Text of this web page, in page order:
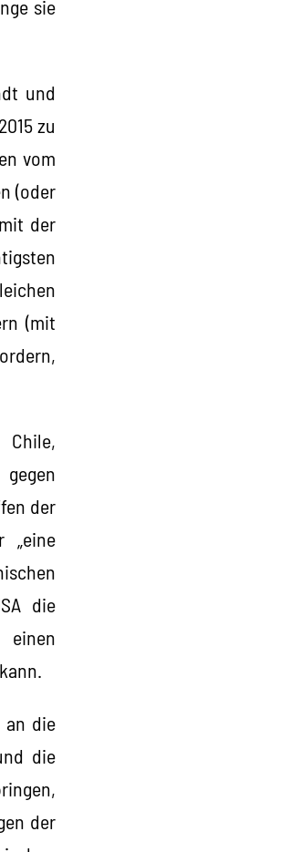
sie
und
zu
vom
(oder
der
(mit
Chile,
der
„eine
die
einen
an die
die
der